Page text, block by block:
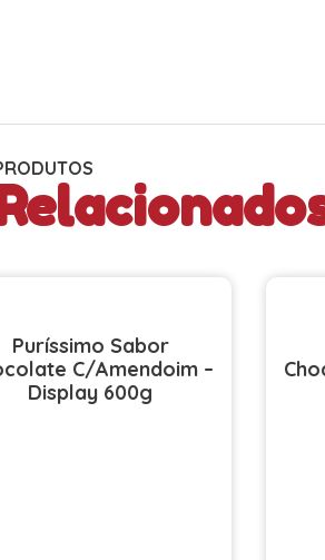
Puríssimo Sabor
C/Amendoim –
Display 600g